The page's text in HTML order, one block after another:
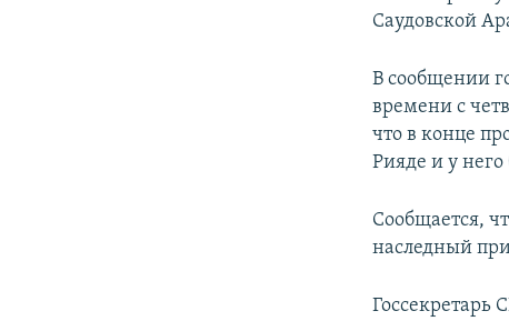
Саудовской
В сообщении
времени с
что в конце
Рияде и у
Сообщается,
наследный